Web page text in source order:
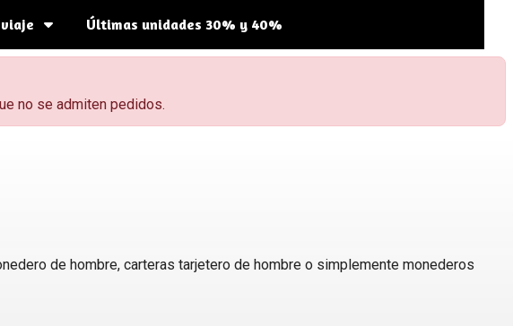
Últimas unidades 30% y 40%
no se admiten pedidos.
de hombre, carteras tarjetero de hombre o simplemente monederos